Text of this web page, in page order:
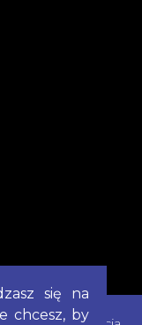
się na
chcesz, by